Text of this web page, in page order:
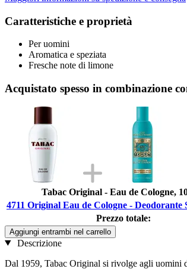
Caratteristiche e proprietà
Per uomini
Aromatica e speziata
Fresche note di limone
Acquistato spesso in combinazione
Tabac Original - Eau de Cologne,
4711 Original Eau de Cologne - Deodorante
Prezzo totale:
Aggiungi entrambi nel carrello
Descrizione
Dal 1959, Tabac Original si rivolge agli uomini